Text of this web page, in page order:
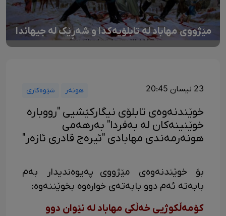
مێژووی مهاباد لە تابلۆیەکدا و شەڕێک لە جیهاندا
23 نیسان 20:45 هونەر شێوەکاری
خوێندنەوەی تابلۆی نیگارکێشیی "رووبارە
خوێنینەکان لە بەفردا" بەرهەمی
هونەرمەندی مهابادی "ئیرەج قادری ئازەر"
بۆ خوێندنەوەی مێژووی پەیوەندیدار بەم
بابەتە ئەم دوو بابەتەی خوارەوە بخوێننەوە:
کۆمەڵکوژیی خەڵکی مهاباد لە نێوان دوو